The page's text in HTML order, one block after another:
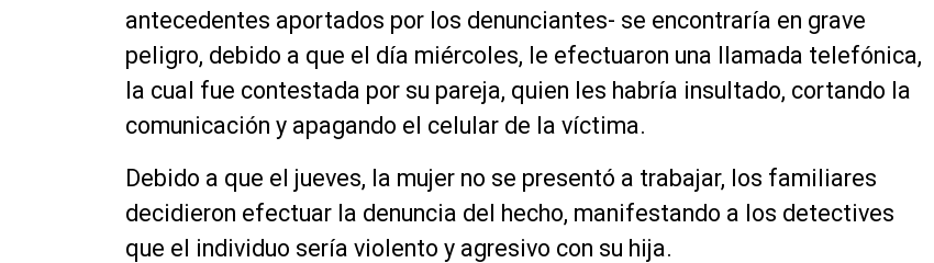
antecedentes aportados por los denunciantes- se encontraría en grave
peligro, debido a que el día miércoles, le efectuaron una llamada telefónica,
la cual fue contestada por su pareja, quien les habría insultado, cortando la
comunicación y apagando el celular de la víctima.
Debido a que el jueves, la mujer no se presentó a trabajar, los familiares
decidieron efectuar la denuncia del hecho, manifestando a los detectives
que el individuo sería violento y agresivo con su hija.